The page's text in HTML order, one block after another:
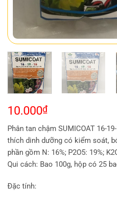
10.000₫
Phân tan chậm SUMICOAT 16-
thích dinh dưỡng có kiểm soát,
phần gồm N: 16%; P2O5: 19%;
Qui cách: Bao 100g, hộp có 25
Đặc tính: